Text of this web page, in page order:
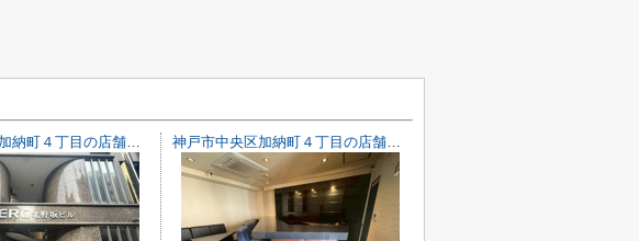
神戸市中央区加納町４丁目の店舗一部 神戸市中央区加納町４丁目の店舗一部